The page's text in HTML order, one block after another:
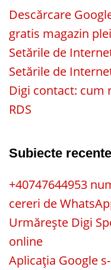
Descărcare
gratis magazin
Setările de
Setările de
Digi contact: cum
RDS
Subiecte recente
+40747644953
cereri de
Urmărește Digi
online
Aplicația Google